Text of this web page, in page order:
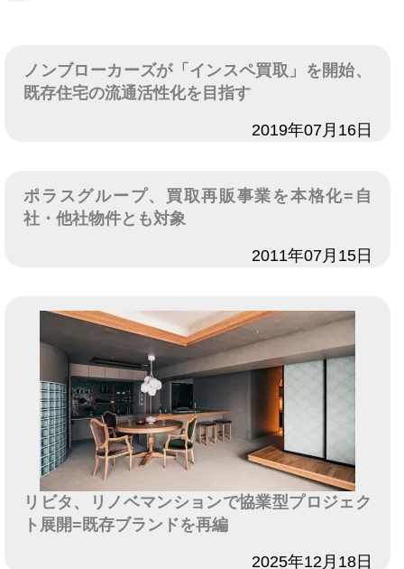
ノンブローカーズが「インスペ買取」を開始、
既存住宅の流通活性化を目指す
2019年07月16日
ポラスグループ、買取再販事業を本格化=自
社・他社物件とも対象
2011年07月15日
リビタ、リノベマンションで協業型プロジェク
ト展開=既存ブランドを再編
2025年12月18日